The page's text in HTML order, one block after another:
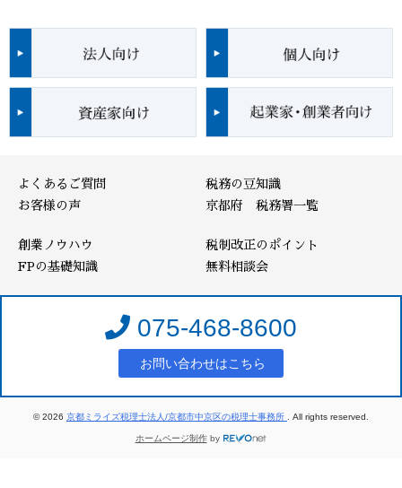
よくあるご質問
お客様の声
税務の豆知識
京都府 税務署一覧
創業ノウハウ
FPの基礎知識
税制改正のポイント
無料相談会
075-468-8600
お問い合わせはこちら
© 2026 京都ミライズ税理士法人/京都市中京区の税理士事務所 . All rights reserved.
ホームページ制作by